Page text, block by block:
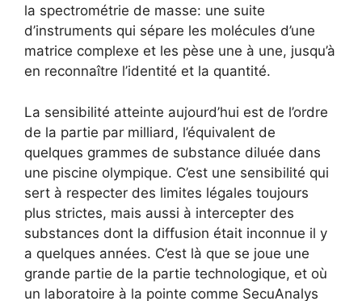
la spectrométrie de masse: une suite
d’instruments qui sépare les molécules d’une
matrice complexe et les pèse une à une, jusqu’à
en reconnaître l’identité et la quantité.
La sensibilité atteinte aujourd’hui est de l’ordre
de la partie par milliard, l’équivalent de
quelques grammes de substance diluée dans
une piscine olympique. C’est une sensibilité qui
sert à respecter des limites légales toujours
plus strictes, mais aussi à intercepter des
substances dont la diffusion était inconnue il y
a quelques années. C’est là que se joue une
grande partie de la partie technologique, et où
un laboratoire à la pointe comme SecuAnalys